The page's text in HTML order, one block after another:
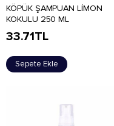
KÖPÜK ŞAMPUAN LİMON
KOKULU 250 ML
33.71TL
Sepete Ekle